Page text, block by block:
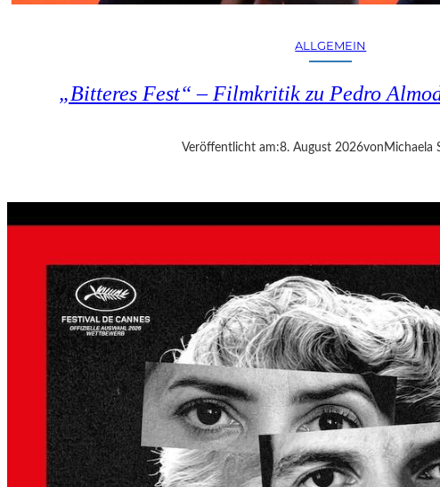
ALLGEMEIN
„Bitteres Fest“ – Filmkritik zu Pedro
Veröffentlicht am:8. August 2026von Michaela